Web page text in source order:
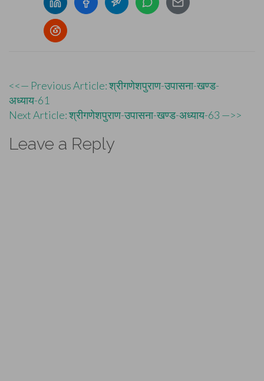
Post
navigation
<<— Previous Article: श्रीगणेशपुराण-उपासना-खण्ड-
अध्याय-61
Next Article: श्रीगणेशपुराण-उपासना-खण्ड-अध्याय-63 —>>
Leave a Reply